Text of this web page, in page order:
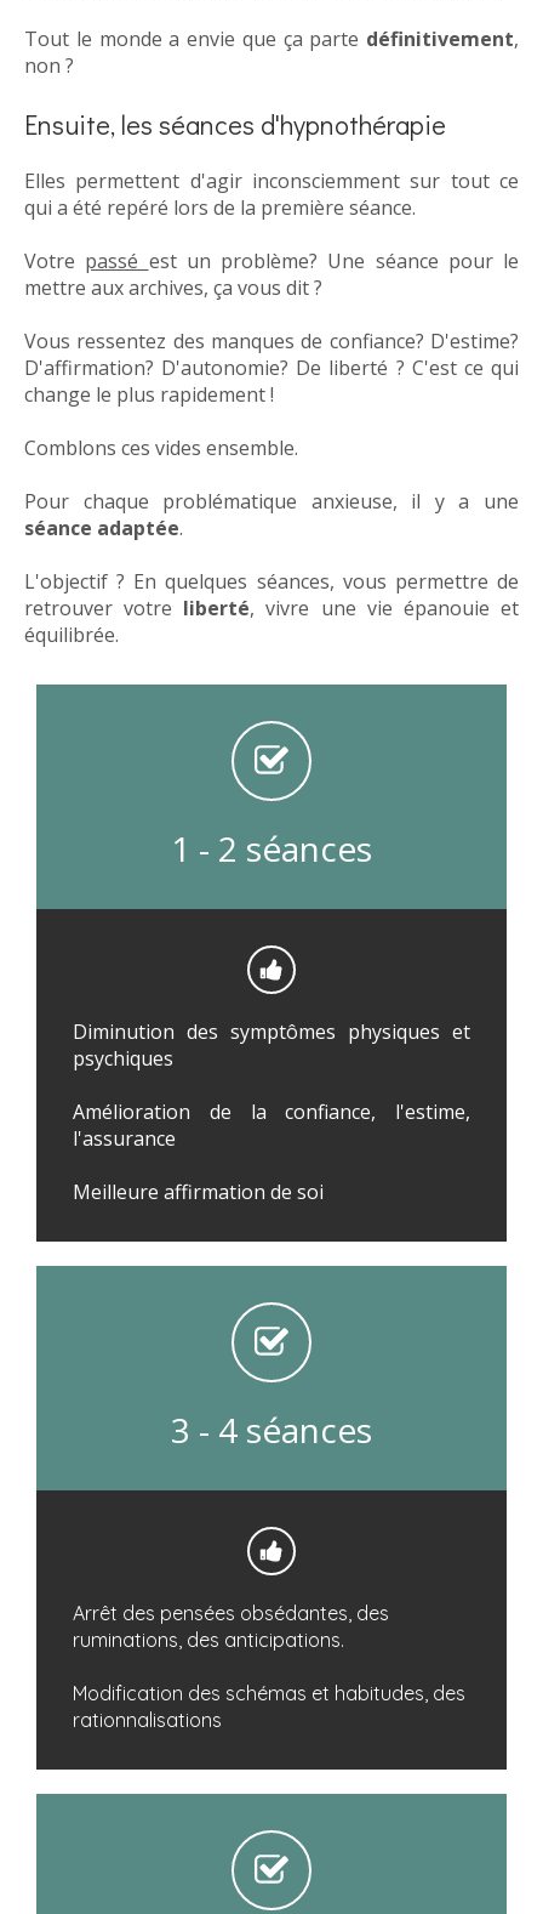
Tout le monde a envie que ça parte définitivement,
non ?
Ensuite, les séances d'hypnothérapie
Elles permettent d'agir inconsciemment sur tout ce
qui a été repéré lors de la première séance.
Votre passé est un problème? Une séance pour le
mettre aux archives, ça vous dit ?
Vous ressentez des manques de confiance? D'estime?
D'affirmation? D'autonomie? De liberté ? C'est ce qui
change le plus rapidement !
Comblons ces vides ensemble.
Pour chaque problématique anxieuse, il y a une
séance adaptée.
L'objectif ? En quelques séances, vous permettre de
retrouver votre liberté, vivre une vie épanouie et
équilibrée.
1 - 2 séances
Diminution des symptômes physiques et
psychiques
Amélioration de la confiance, l'estime,
l'assurance
Meilleure affirmation de soi
3 - 4 séances
Arrêt des pensées obsédantes, des
ruminations, des anticipations.
Modification des schémas et habitudes, des
rationnalisations